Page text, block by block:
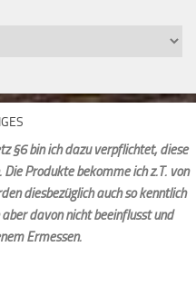
§6 bin ich dazu verpflichtet, diese
Produkte bekomme ich z.T. von
diesbezüglich auch so kenntlich
davon nicht beeinflusst und
Ermessen.